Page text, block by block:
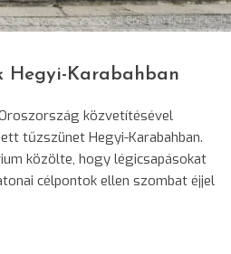
© Eric Ward/Unsplash
Hegyi-Karabahban
közvetítésével
tűzszünet Hegyi-Karabahban.
közölte, hogy légicsapásokat
célpontok ellen szombat éjjel